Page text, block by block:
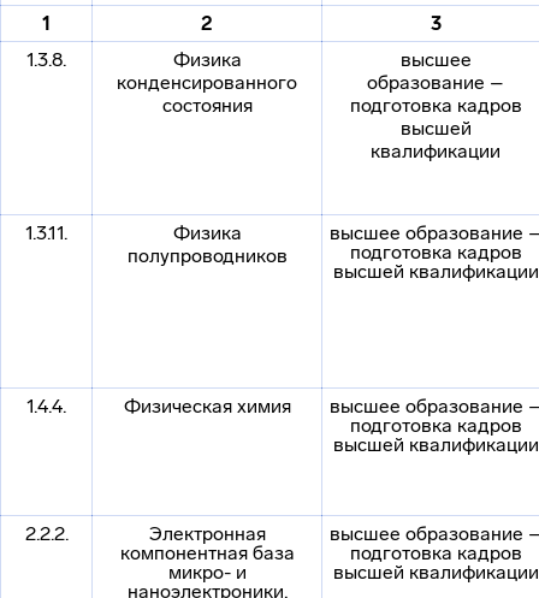
1
2
3
1.3.8.
Физика
конденсированного
состояния
высшее
образование –
подготовка кадров
высшей
квалификации
1.3.11.
Физика
полупроводников
высшее образование
подготовка кадров
высшей квалификации
1.4.4. Физическая химия
высшее образование
подготовка кадров
высшей квалификации
2.2.2.
Электронная
компонентная база
микро- и
наноэлектроники,
высшее образование
подготовка кадров
высшей квалификации